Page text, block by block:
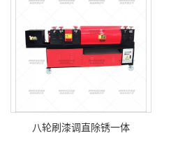
八轮刷漆调直除锈一体